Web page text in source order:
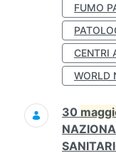
FUMO
CENTRI
WORLD
30